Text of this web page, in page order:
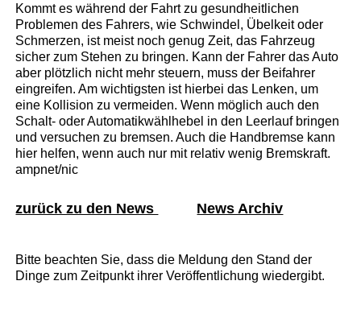
Kommt es während der Fahrt zu gesundheitlichen
Problemen des Fahrers, wie Schwindel, Übelkeit oder
Schmerzen, ist meist noch genug Zeit, das Fahrzeug
sicher zum Stehen zu bringen. Kann der Fahrer das Auto
aber plötzlich nicht mehr steuern, muss der Beifahrer
eingreifen. Am wichtigsten ist hierbei das Lenken, um
eine Kollision zu vermeiden. Wenn möglich auch den
Schalt- oder Automatikwählhebel in den Leerlauf bringen
und versuchen zu bremsen. Auch die Handbremse kann
hier helfen, wenn auch nur mit relativ wenig Bremskraft.
ampnet/nic
zurück zu den News News Archiv
Bitte beachten Sie, dass die Meldung den Stand der
Dinge zum Zeitpunkt ihrer Veröffentlichung wiedergibt.